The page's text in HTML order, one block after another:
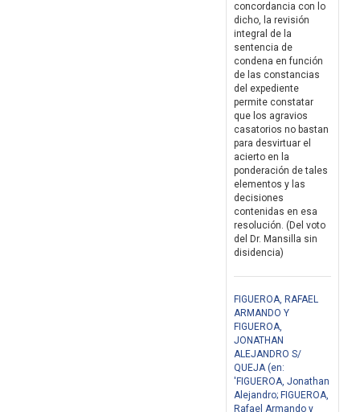
concordancia con lo
dicho, la revisión
integral de la
sentencia de
condena en función
de las constancias
del expediente
permite constatar
que los agravios
casatorios no bastan
para desvirtuar el
acierto en la
ponderación de tales
elementos y las
decisiones
contenidas en esa
resolución. (Del voto
del Dr. Mansilla sin
disidencia)
FIGUEROA, RAFAEL
ARMANDO Y
FIGUEROA,
JONATHAN
ALEJANDRO S/
QUEJA (en:
'FIGUEROA, Jonathan
Alejandro; FIGUEROA,
Rafael Armando y